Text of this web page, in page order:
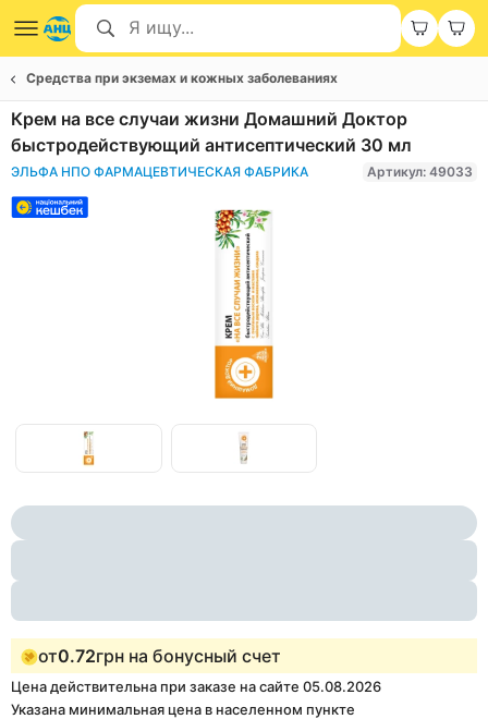
Средства при экземах и кожных заболеваниях
Крем на все случаи жизни Домашний Доктор
быстродействующий антисептический 30 мл
ЭЛЬФА НПО ФАРМАЦЕВТИЧЕСКАЯ ФАБРИКА Артикул: 49033
Item
of
1
of
от0.72грн на бонусный счет
Цена действительна при заказе на сайте 05.08.2026
Указана минимальная цена в населенном пункте